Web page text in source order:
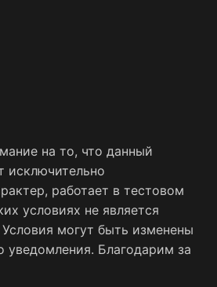
на то, что данный
исключительно
работает в тестовом
условиях не является
могут быть изменены
уведомления. Благодарим за